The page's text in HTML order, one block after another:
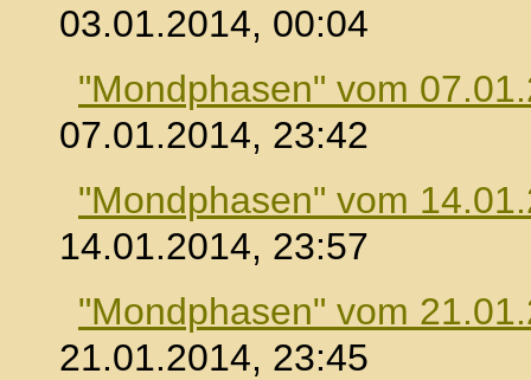
03.01.2014, 00:04
"Mondphasen" vom
07.01.2014, 23:42
"Mondphasen" vom
14.01.2014, 23:57
"Mondphasen" vom
21.01.2014, 23:45